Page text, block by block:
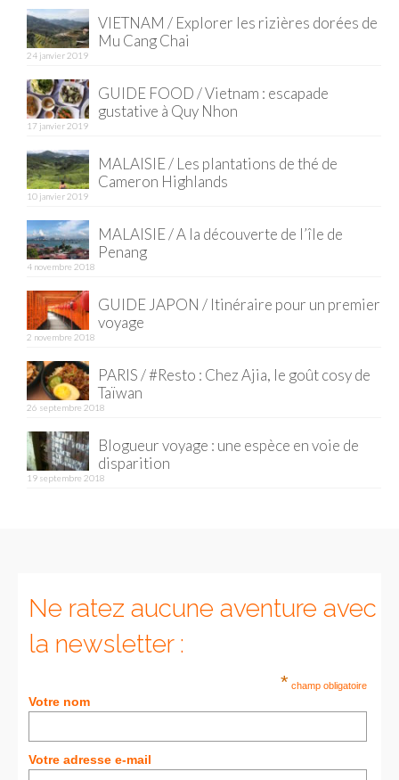
– Nice
– Paris
– La Réunion
JAPON
– Osaka
PÉROU
PORTUGAL
– Los Angeles
– Hanoi
– Quy Nhon
Marchés
CHIANG MAI
HANOI
Cafés insolites
VIETNAM / Explorer les rizières dorées de
Mu Cang Chai
24 janvier 2019
GUIDE FOOD / Vietnam : escapade
gustative à Quy Nhon
17 janvier 2019
MALAISIE / Les plantations de thé de
Cameron Highlands
10 janvier 2019
MALAISIE / A la découverte de l’île de
Penang
4 novembre 2018
GUIDE JAPON / Itinéraire pour un premier
voyage
2 novembre 2018
PARIS / #Resto : Chez Ajia, le goût cosy de
Taïwan
26 septembre 2018
Blogueur voyage : une espèce en voie de
disparition
19 septembre 2018
Ne ratez aucune aventure avec
la newsletter :
* champ obligatoire
Votre nom
Votre adresse e-mail